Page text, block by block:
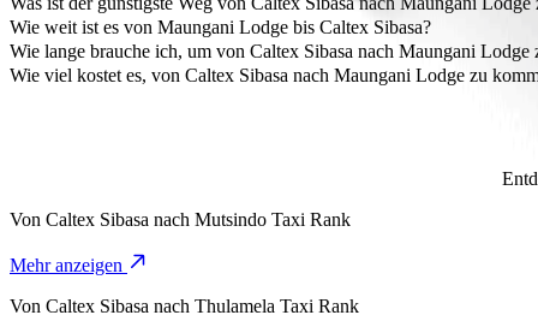
Die preiswerteste Art, von Caltex Sibasa nach Maungani Lodge zu
Wie weit ist es von Maungani Lodge bis Caltex Sibasa?
Maungani Lodge ist ungefähr 7,2 km von Caltex Sibasa entfernt.
Wie lange brauche ich, um von Caltex Sibasa nach Maungani Lodge
Die Fahrt von Caltex Sibasa nach Maungani Lodge mit Go Sedan
Wie viel kostet es, von Caltex Sibasa nach Maungani Lodge zu
Von Caltex Sibasa nach Mutsindo Taxi Rank
Mehr anzeigen
Von Caltex Sibasa nach Thulamela Taxi Rank